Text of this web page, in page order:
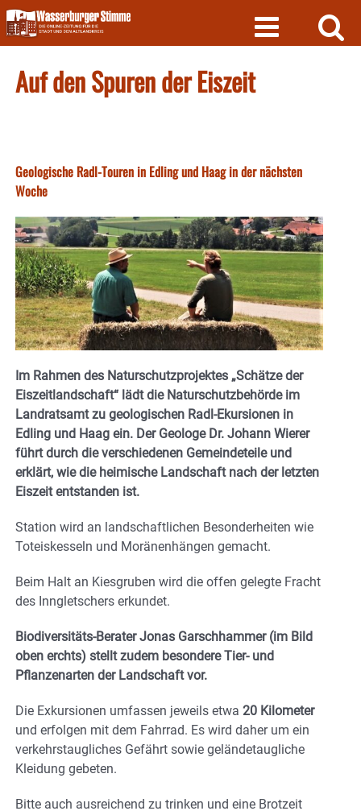
Skip
to
content
Auf den Spuren der Eiszeit
Geologische Radl-Touren in Edling und Haag in der nächsten
Woche
Im Rahmen des Naturschutzprojektes „Schätze der
Eiszeitlandschaft“ lädt die Naturschutzbehörde im
Landratsamt zu geologischen Radl-Ekursionen in
Edling und Haag ein. Der Geologe Dr. Johann Wierer
führt durch die verschiedenen Gemeindeteile und
erklärt, wie die heimische Landschaft nach der letzten
Eiszeit entstanden ist.
Station wird an landschaftlichen Besonderheiten wie
Toteiskesseln und Moränenhängen gemacht.
Beim Halt an Kiesgruben wird die offen gelegte Fracht
des Inngletschers erkundet.
Biodiversitäts-Berater Jonas Garschhammer (im Bild
oben erchts) stellt zudem besondere Tier- und
Pflanzenarten der Landschaft vor.
Die Exkursionen umfassen jeweils etwa 20 Kilometer
und erfolgen mit dem Fahrrad. Es wird daher um ein
verkehrstaugliches Gefährt sowie geländetaugliche
Kleidung gebeten.
Bitte auch ausreichend zu trinken und eine Brotzeit